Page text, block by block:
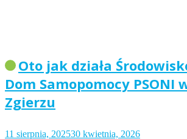
Oto jak działa
Dom Samopomocy PSONI
Zgierzu
11 sierpnia, 202530 kwietnia, 2026